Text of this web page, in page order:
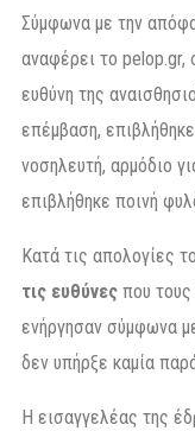
Σύμφωνα με την
αναφέρει το pelop.gr,
ευθύνη της
επέμβαση,
νοσηλευτή, αρμόδιο
επιβλήθηκε ποινή
Κατά τις απολογίες
τις ευθύνες που τους
ενήργησαν σύμφωνα
δεν υπήρξε καμία
Η εισαγγελέας της